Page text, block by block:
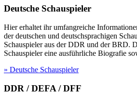
Deutsche Schauspieler
Hier erhaltet ihr umfangreiche
der deutschen und deutschsprachigen
Schauspieler aus der DDR und der BRD.
Schauspieler eine ausführliche Biografie
» Deutsche Schauspieler
DDR / DEFA / DFF